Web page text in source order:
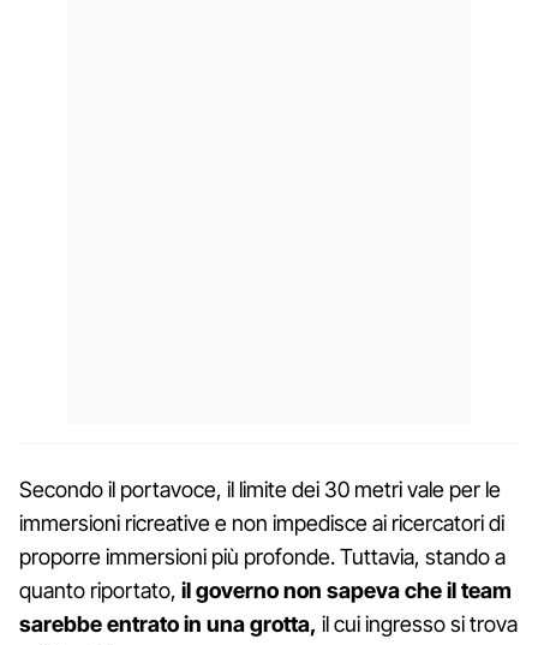
Secondo il portavoce, il limite dei 30 metri vale per le
immersioni ricreative e non impedisce ai ricercatori di
proporre immersioni più profonde. Tuttavia, stando a
quanto riportato, il governo non sapeva che il team
sarebbe entrato in una grotta, il cui ingresso si trova